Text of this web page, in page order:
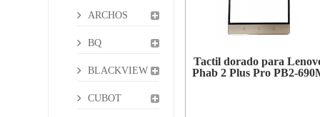
ARCHOS
BQ
BLACKVIEW
CUBOT
Tactil dorado para
Phab 2 Plus Pro PB2-